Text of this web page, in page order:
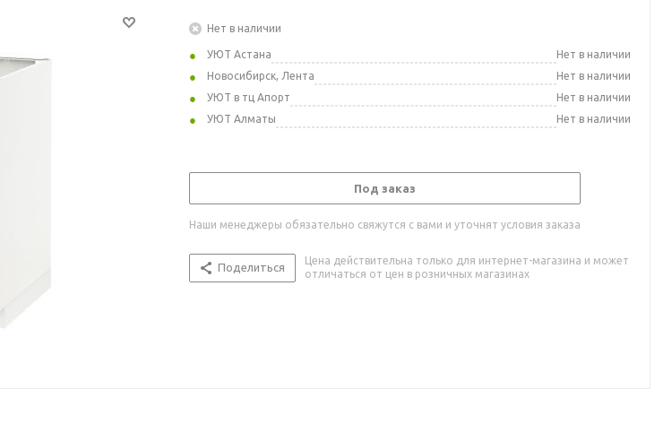
Нет в наличии
УЮТ Астана
Нет в наличии
Новосибирск, Лента
Нет в наличии
УЮТ в тц Апорт
Нет в наличии
УЮТ Алматы
Нет в наличии
Под заказ
Наши менеджеры обязательно свяжутся с вами и уточнят условия заказа
Поделиться
Цена действительна только для интернет-магазина и может
отличаться от цен в розничных магазинах